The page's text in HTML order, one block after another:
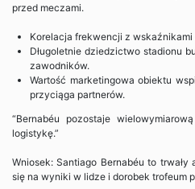
przed meczami.
Korelacja frekwencji z
Długoletnie dziedzictwo stadionu
zawodników.
Wartość marketingowa obiektu
przyciąga partnerów.
“Bernabéu pozostaje
logistykę.”
Wniosek: Santiago Bernabéu to
się na wyniki w lidze i dorobek trofeum